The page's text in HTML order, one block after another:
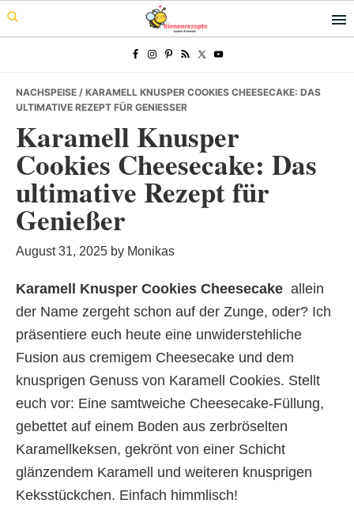
Skip
to
Skip
to
Skip
to
NACHSPEISE / KARAMELL KNUSPER COOKIES CHEESECAKE: DAS
ULTIMATIVE REZEPT FÜR GENIESSER
Karamell Knusper
Cookies Cheesecake: Das
ultimative Rezept für
Genießer
August 31, 2025 by Monikas
Karamell Knusper Cookies Cheesecake  allein
der Name zergeht schon auf der Zunge, oder? Ich
präsentiere euch heute eine unwiderstehliche
Fusion aus cremigem Cheesecake und dem
knusprigen Genuss von Karamell Cookies. Stellt
euch vor: Eine samtweiche Cheesecake-Füllung,
gebettet auf einem Boden aus zerbröselten
Karamellkeksen, gekrönt von einer Schicht
glänzendem Karamell und weiteren knusprigen
Keksstückchen. Einfach himmlisch!